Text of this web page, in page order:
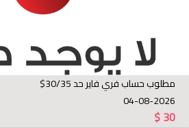
مطلوب حساب فري فاير حد 30/35$
04-08-2026
$30